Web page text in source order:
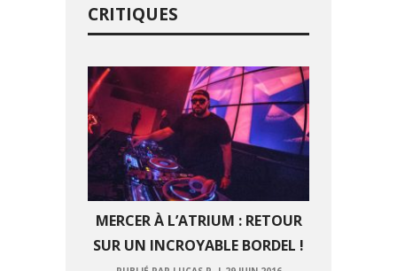
CRITIQUES
MERCER À L’ATRIUM : RETOUR
SUR UN INCROYABLE BORDEL !